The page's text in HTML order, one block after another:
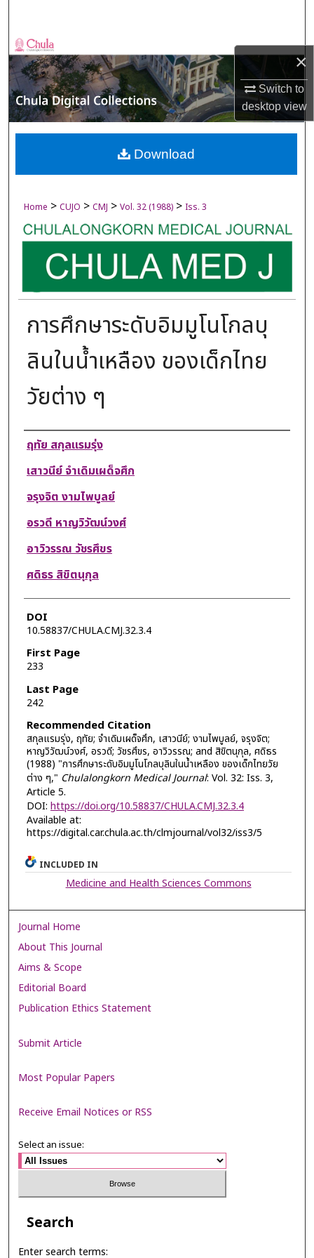
×
Switch to
desktopview
Browse Collections
My Account
About
Digital Commons Network™
Home > CUJO > CMJ > Vol. 32 (1988) > Iss. 3
การศึกษาระดับอิมมูโนโกลบุ
ลินในนํ้าเหลือง ของเด็กไทย
วัยต่าง ๆ
Authors
ฤทัย สกุลแรมรุ่ง
เสาวนีย์ จำเดิมเผด็จศึก
จรุงจิต งามไพบูลย์
อรวดี หาญวิวัฒน์วงศ์
อาวิวรรณ วัชรศึขร
ศดิธร สิขิตนุกุล
DOI
10.58837/CHULA.CMJ.32.3.4
First Page
233
Last Page
242
Recommended Citation
สกุลแรมรุ่ง, ฤทัย; จำเดิมเผด็จศึก, เสาวนีย์; งามไพบูลย์, จรุงจิต;
หาญวิวัฒน์วงศ์, อรวดี; วัชรศึขร, อาวิวรรณ; and สิขิตนุกุล, ศดิธร
(1988) "การศึกษาระดับอิมมูโนโกลบุลินในนํ้าเหลือง ของเด็กไทยวัย
ต่าง ๆ," Chulalongkorn Medical Journal: Vol. 32: Iss. 3,
Article 5.
DOI: https://doi.org/10.58837/CHULA.CMJ.32.3.4
Available at:
https://digital.car.chula.ac.th/clmjournal/vol32/iss3/5
Download
INCLUDED IN
Medicine and Health Sciences Commons
Journal Home
About This Journal
Aims & Scope
Editorial Board
Publication Ethics Statement
Submit Article
Most Popular Papers
Receive Email Notices or RSS
Select an issue:
Search
Enter search terms: